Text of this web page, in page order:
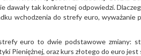
dawały tak konkretnej odpowiedzi.
wchodzenia do strefy euro, wyważanie
euro to dwie podstawowe zmiany:
Pieniężnej, oraz kurs złotego do euro jest